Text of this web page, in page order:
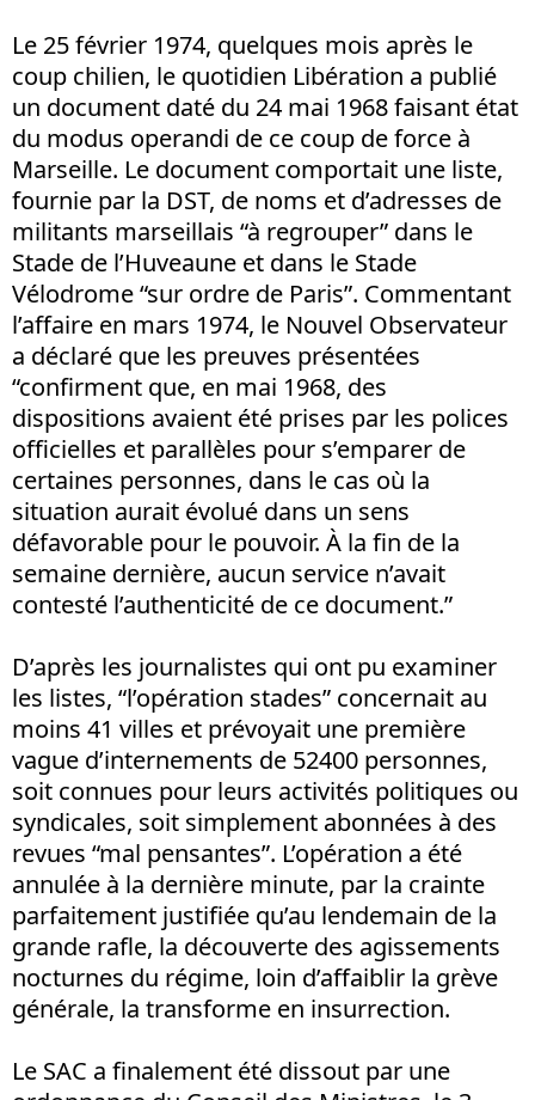
Le 25 février 1974, quelques mois après le
coup chilien, le quotidien Libération a publié
un document daté du 24 mai 1968 faisant état
du modus operandi de ce coup de force à
Marseille. Le document comportait une liste,
fournie par la DST, de noms et d’adresses de
militants marseillais “à regrouper” dans le
Stade de l’Huveaune et dans le Stade
Vélodrome “sur ordre de Paris”. Commentant
l’affaire en mars 1974, le Nouvel Observateur
a déclaré que les preuves présentées
“confirment que, en mai 1968, des
dispositions avaient été prises par les polices
officielles et parallèles pour s’emparer de
certaines personnes, dans le cas où la
situation aurait évolué dans un sens
défavorable pour le pouvoir. À la fin de la
semaine dernière, aucun service n’avait
contesté l’authenticité de ce document.”
D’après les journalistes qui ont pu examiner
les listes, “l’opération stades” concernait au
moins 41 villes et prévoyait une première
vague d’internements de 52400 personnes,
soit connues pour leurs activités politiques ou
syndicales, soit simplement abonnées à des
revues “mal pensantes”. L’opération a été
annulée à la dernière minute, par la crainte
parfaitement justifiée qu’au lendemain de la
grande rafle, la découverte des agissements
nocturnes du régime, loin d’affaiblir la grève
générale, la transforme en insurrection.
Le SAC a finalement été dissout par une